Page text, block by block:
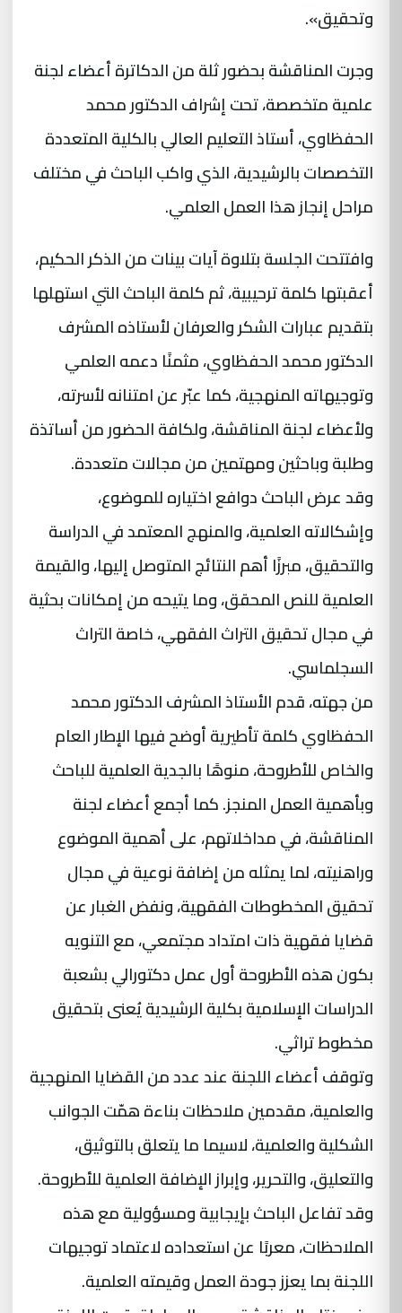
وتحقيق».
وجرت المناقشة بحضور ثلة من الدكاترة أعضاء لجنة
علمية متخصصة، تحت إشراف الدكتور محمد
الحفظاوي، أستاذ التعليم العالي بالكلية المتعددة
التخصصات بالرشيدية، الذي واكب الباحث في مختلف
مراحل إنجاز هذا العمل العلمي.
وافتتحت الجلسة بتلاوة آيات بينات من الذكر الحكيم،
أعقبتها كلمة ترحيبية، ثم كلمة الباحث التي استهلها
بتقديم عبارات الشكر والعرفان لأستاذه المشرف
الدكتور محمد الحفظاوي، مثمنًا دعمه العلمي
وتوجيهاته المنهجية، كما عبّر عن امتنانه لأسرته،
ولأعضاء لجنة المناقشة، ولكافة الحضور من أساتذة
وطلبة وباحثين ومهتمين من مجالات متعددة.
وقد عرض الباحث دوافع اختياره للموضوع،
وإشكالاته العلمية، والمنهج المعتمد في الدراسة
والتحقيق، مبرزًا أهم النتائج المتوصل إليها، والقيمة
العلمية للنص المحقق، وما يتيحه من إمكانات بحثية
في مجال تحقيق التراث الفقهي، خاصة التراث
السجلماسي.
من جهته، قدم الأستاذ المشرف الدكتور محمد
الحفظاوي كلمة تأطيرية أوضح فيها الإطار العام
والخاص للأطروحة، منوهًا بالجدية العلمية للباحث
وبأهمية العمل المنجز. كما أجمع أعضاء لجنة
المناقشة، في مداخلاتهم، على أهمية الموضوع
وراهنيته، لما يمثله من إضافة نوعية في مجال
تحقيق المخطوطات الفقهية، ونفض الغبار عن
قضايا فقهية ذات امتداد مجتمعي، مع التنويه
بكون هذه الأطروحة أول عمل دكتورالي بشعبة
الدراسات الإسلامية بكلية الرشيدية يُعنى بتحقيق
مخطوط تراثي.
وتوقف أعضاء اللجنة عند عدد من القضايا المنهجية
والعلمية، مقدمين ملاحظات بناءة همّت الجوانب
الشكلية والعلمية، لاسيما ما يتعلق بالتوثيق،
والتعليق، والتحرير، وإبراز الإضافة العلمية للأطروحة.
وقد تفاعل الباحث بإيجابية ومسؤولية مع هذه
الملاحظات، معربًا عن استعداده لاعتماد توجيهات
اللجنة بما يعزز جودة العمل وقيمته العلمية.